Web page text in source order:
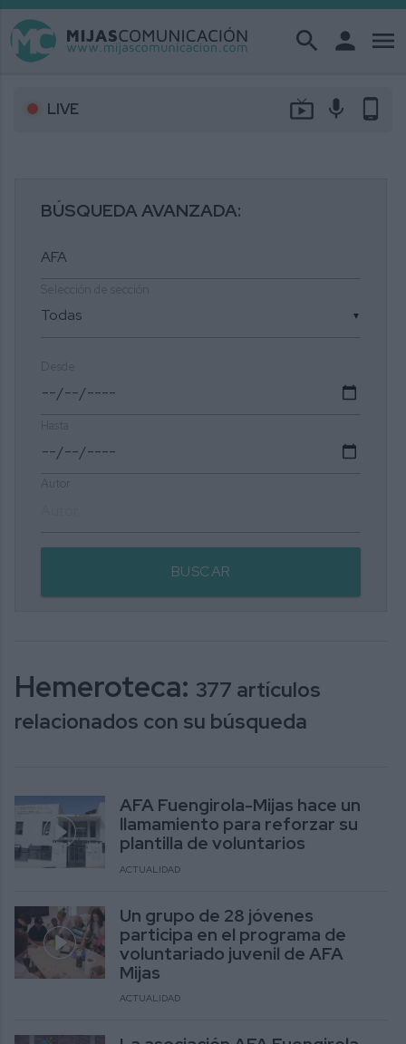
search person menu
LIVE live_tv mic phone_android
BÚSQUEDA AVANZADA:
▼
BUSCAR
Hemeroteca: 377 artículos
relacionados con su búsqueda
AFA Fuengirola-Mijas hace un
llamamiento para reforzar su
plantilla de voluntarios
ACTUALIDAD
Un grupo de 28 jóvenes
participa en el programa de
voluntariado juvenil de AFA
Mijas
ACTUALIDAD